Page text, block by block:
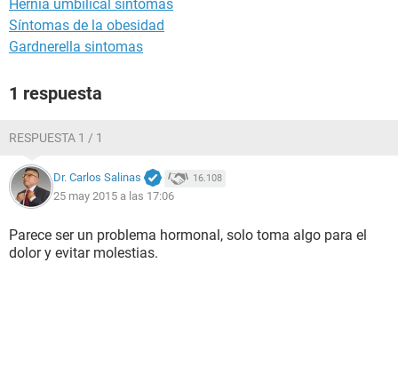
Hernia umbilical síntomas
Síntomas de la obesidad
Gardnerella sintomas
1 respuesta
RESPUESTA 1 / 1
Dr. Carlos Salinas 16.108
25 may 2015 a las 17:06
Parece ser un problema hormonal, solo toma algo para el
dolor y evitar molestias.